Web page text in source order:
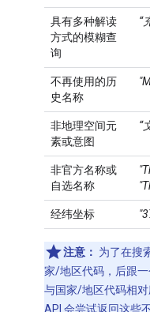
具有多种解读
方式的模糊查
询
“
不再使用的历
史名称
非地理空间元
素或意图
“
非官方名称或
自选名称
经纬坐标
注意： 为了在搜
家/地区代码，后跟
与国家/地区代码相
API 会尝试返回这些